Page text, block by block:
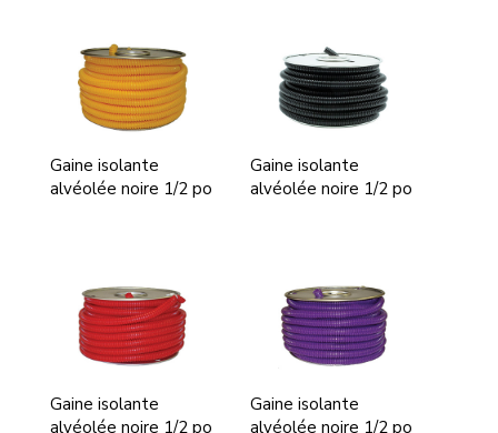
Gaine isolante
alvéolée noire 1/2 po
Gaine isolante
alvéolée noire 1/2 po
Gaine isolante
alvéolée noire 1/2 po
Gaine isolante
alvéolée noire 1/2 po